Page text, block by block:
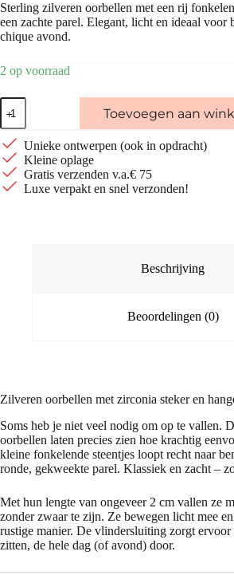
Sterling zilveren oorbellen met een rij
een zachte parel. Elegant, licht en ideaal voor
chique avond.
2 op voorraad
Zilveren
oorbellen
met
4
zirconia's
en
parel
Toevoegen aan
Unieke ontwerpen (ook in opdracht)
Kleine oplage
Gratis verzenden v.a.€ 75
Luxe verpakt en snel verzonden!
Beschrijving
Beoordelingen (0)
Zilveren oorbellen met zirconia steker en
Soms heb je niet veel nodig om op te vallen.
oorbellen laten precies zien hoe krachtig
kleine fonkelende steentjes loopt recht naar
ronde, gekweekte parel. Klassiek en zacht –
Met hun lengte van ongeveer 2 cm vallen ze
zonder zwaar te zijn. Ze bewegen licht mee
rustige manier. De vlindersluiting zorgt
zitten, de hele dag (of avond) door.